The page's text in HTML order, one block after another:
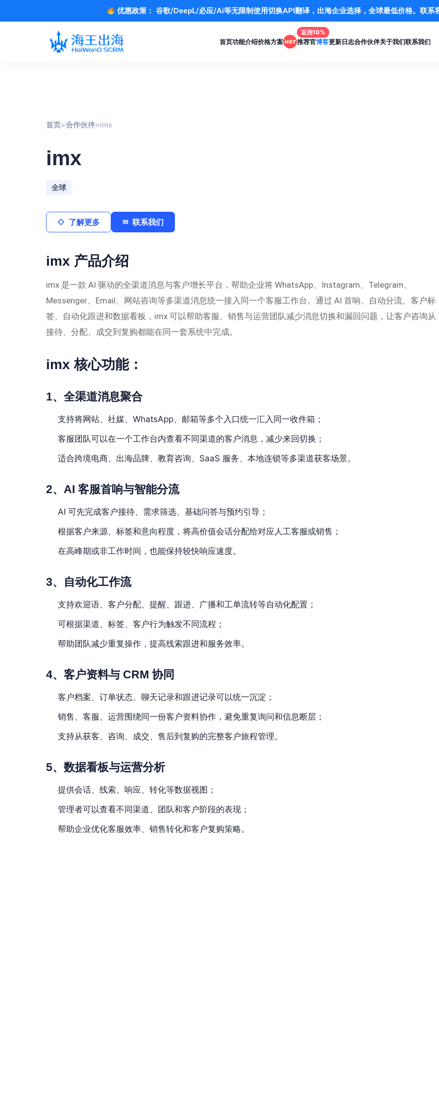
优惠政策： 谷歌/DeepL/必应/Ai等无限制使用切换API翻译，出海企业选择，全球最低价格。联系
首页功能介绍价格方案 HOT 推荐官
返佣10%
博客更新日志合作伙伴关于我们联系我们
首页>合作伙伴>imx
imx
全球
了解更多 联系我们
imx 产品介绍
imx 是一款 AI 驱动的全渠道消息与客户增长平台，帮助企业将 WhatsApp、Instagram、Telegram、
Messenger、Email、网站咨询等多渠道消息统一接入同一个客服工作台。通过 AI 首响、自动分流、客户标
签、自动化跟进和数据看板，imx 可以帮助客服、销售与运营团队减少消息切换和漏回问题，让客户咨询从
接待、分配、成交到复购都能在同一套系统中完成。
imx 核心功能：
1、全渠道消息聚合
支持将网站、社媒、WhatsApp、邮箱等多个入口统一汇入同一收件箱；
客服团队可以在一个工作台内查看不同渠道的客户消息，减少来回切换；
适合跨境电商、出海品牌、教育咨询、SaaS 服务、本地连锁等多渠道获客场景。
2、AI 客服首响与智能分流
AI 可先完成客户接待、需求筛选、基础问答与预约引导；
根据客户来源、标签和意向程度，将高价值会话分配给对应人工客服或销售；
在高峰期或非工作时间，也能保持较快响应速度。
3、自动化工作流
支持欢迎语、客户分配、提醒、跟进、广播和工单流转等自动化配置；
可根据渠道、标签、客户行为触发不同流程；
帮助团队减少重复操作，提高线索跟进和服务效率。
4、客户资料与 CRM 协同
客户档案、订单状态、聊天记录和跟进记录可以统一沉淀；
销售、客服、运营围绕同一份客户资料协作，避免重复询问和信息断层；
支持从获客、咨询、成交、售后到复购的完整客户旅程管理。
5、数据看板与运营分析
提供会话、线索、响应、转化等数据视图；
管理者可以查看不同渠道、团队和客户阶段的表现；
帮助企业优化客服效率、销售转化和客户复购策略。